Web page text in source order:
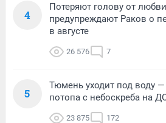
4
Потеряют голову от
предупреждают Раков о
в августе
26 576 7
5
Тюмень уходит под воду
потопа с небоскреба на
23 875 172